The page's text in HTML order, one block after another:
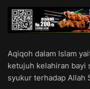
Aqiqoh dalam Islam
ketujuh kelahiran bayi
syukur terhadap Allah